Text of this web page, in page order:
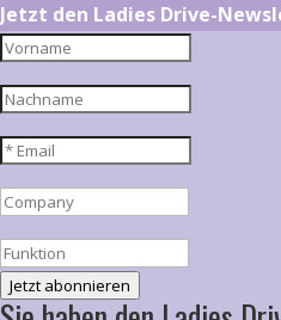
Jetzt den Ladies Drive-
Jetzt abonnieren